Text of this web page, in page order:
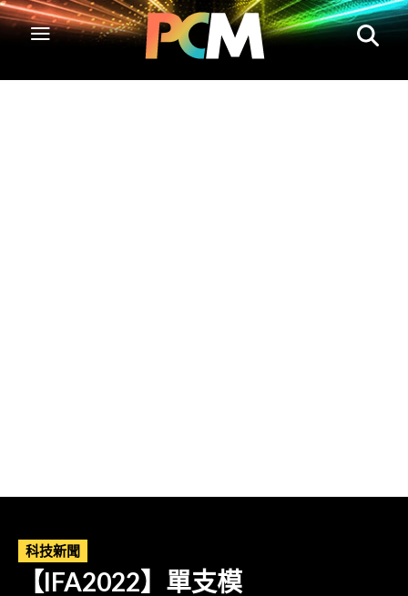
科技新聞
【IFA2022】單支模